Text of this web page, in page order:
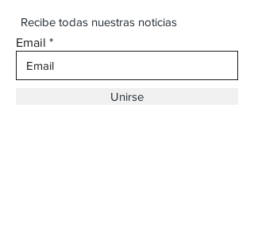
Recibe todas nuestras noticias
Email
Unirse